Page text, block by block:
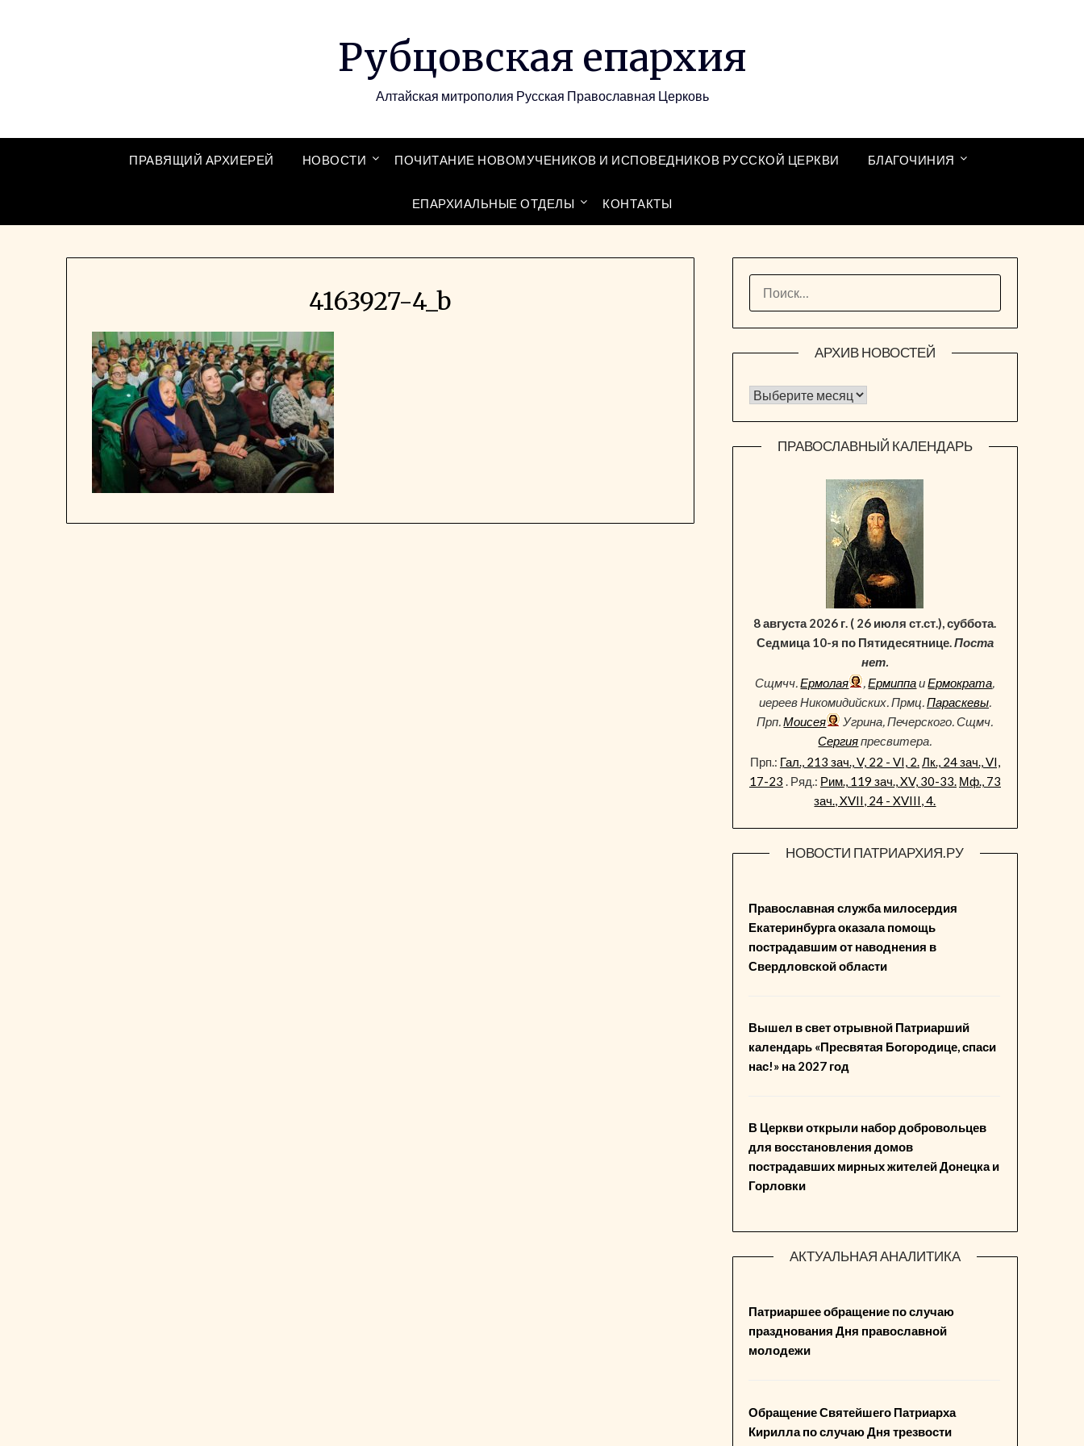
Рубцовская епархия
Алтайская митрополия Русская Православная Церковь
ПРАВЯЩИЙ АРХИЕРЕЙ НОВОСТИ ПОЧИТАНИЕ НОВОМУЧЕНИКОВ И ИСПОВЕДНИКОВ РУССКОЙ ЦЕРКВИ БЛАГОЧИНИЯ
ЕПАРХИАЛЬНЫЕ ОТДЕЛЫ КОНТАКТЫ
4163927-4_b
АРХИВ НОВОСТЕЙ
Архив новостей
ПРАВОСЛАВНЫЙ КАЛЕНДАРЬ
8 августа 2026 г. ( 26 июля ст.ст.), суббота.
Седмица 10-я по Пятидесятнице.Поста
нет.
Сщмчч.Ермолая ,ЕрмиппаиЕрмократа,
иереев Никомидийских. Прмц.Параскевы.
Прп.Моисея
Угрина, Печерского. Сщмч.
Сергияпресвитера.
Прп.: Гал., 213 зач., V, 22 - VI, 2.Лк., 24 зач., VI,
17-23 . Ряд.: Рим., 119 зач., XV, 30-33. Мф., 73
зач., XVII, 24 - XVIII, 4.
НОВОСТИ ПАТРИАРХИЯ.РУ
Православная служба милосердия
Екатеринбурга оказала помощь
пострадавшим от наводнения в
Свердловской области
Вышел в свет отрывной Патриарший
календарь «Пресвятая Богородице, спаси
нас!» на 2027 год
В Церкви открыли набор добровольцев
для восстановления домов
пострадавших мирных жителей Донецка и
Горловки
АКТУАЛЬНАЯ АНАЛИТИКА
Патриаршее обращение по случаю
празднования Дня православной
молодежи
Обращение Святейшего Патриарха
Кирилла по случаю Дня трезвости